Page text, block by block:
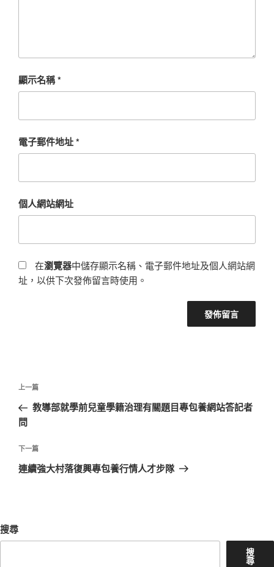
顯示名稱*
電子郵件地址*
個人網站網址
在瀏覽器中儲存顯示名稱、電子郵件地址及個人網站網
址，以供下次發佈留言時使用。
文
導
覽
上
一
篇
章
上一篇
教導部就學前兒童學籍治理有關題目專包養網站答記者
問
下
一
下一篇
連續強大村落復興專包養行情人才步隊
搜尋
搜
尋